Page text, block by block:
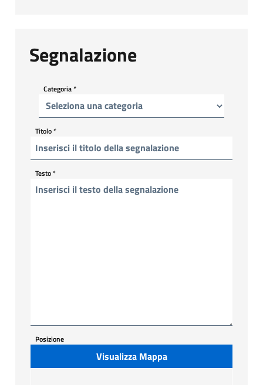
Segnalazione
Categoria*
Titolo*
Testo*
Posizione
Visualizza Mappa